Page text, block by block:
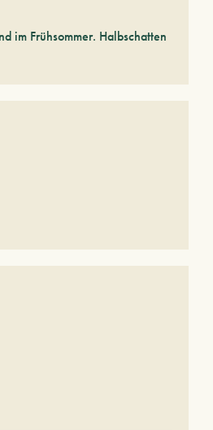
im Frühsommer. Halbschatten